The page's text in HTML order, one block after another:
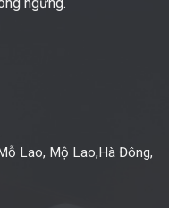
Lao, Mộ Lao,Hà Đông,